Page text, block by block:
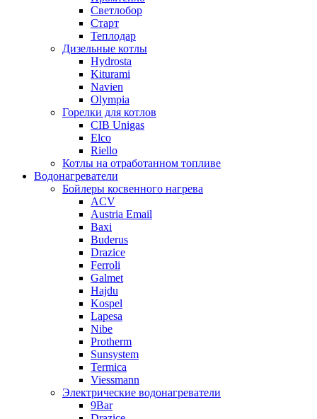
Светлобор
Старт
Теплодар
Дизельные котлы
Hydrosta
Kiturami
Navien
Olympia
Горелки для котлов
CIB Unigas
Elco
Riello
Котлы на отработанном топливе
Водонагреватели
Бойлеры косвенного нагрева
ACV
Austria Email
Baxi
Buderus
Drazice
Ferroli
Galmet
Hajdu
Kospel
Lapesa
Nibe
Protherm
Sunsystem
Termica
Viessmann
Электрические водонагреватели
9Bar